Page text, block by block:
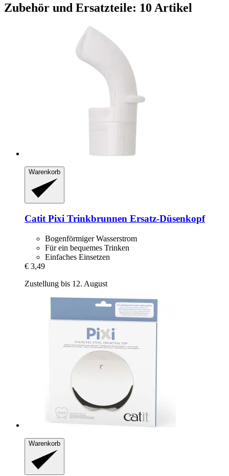
Zubehör und Ersatzteile: 10 Artikel
Warenkorb
Catit Pixi Trinkbrunnen Ersatz-​Düsenkopf
Bogenförmiger Wasserstrom
Für ein bequemes Trinken
Einfaches Einsetzen
€ 3,49
Zustellung bis 12. August
Warenkorb